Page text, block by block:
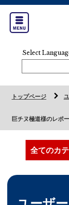
Select
トップページ
巨チヌ極道様のレポ